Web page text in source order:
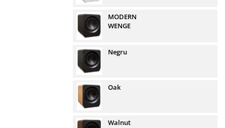
MODERN
WENGE
Negru
Oak
Walnut